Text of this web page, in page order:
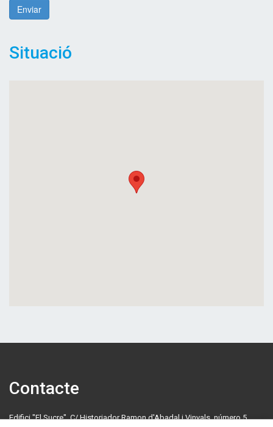
Enviar
Situació
Contacte
Edifici "El Sucre", C/ Historiador Ramon d'Abadal i Vinyals, número 5,